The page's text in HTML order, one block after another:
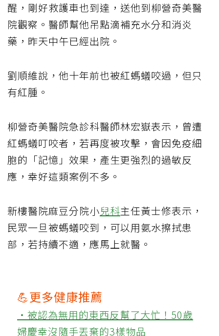
醒，剛好救護車也到達，送他到柳營奇美醫
院觀察。醫師幫他吊點滴補充水分和消炎
藥，昨天中午已經出院。
劉順維說，他十年前也被紅螞蟻咬過，但只
有紅腫。
柳營奇美醫院急診科醫師林宏嶽表示，曾遭
紅螞蟻叮咬者，若再度被攻擊，會因免疫細
胞的「記憶」效果，產生更強烈的過敏反
應，幸好這類案例不多。
新樓醫院麻豆分院小兒科主任黃士修表示，
民眾一旦被螞蟻咬到，可以用氨水擦拭患
部，若持續不適，應馬上就醫。
💪更多健康推薦
‧被認為無用的東西反幫了大忙！50歲
婦慶幸沒隨手丟棄的3樣物品